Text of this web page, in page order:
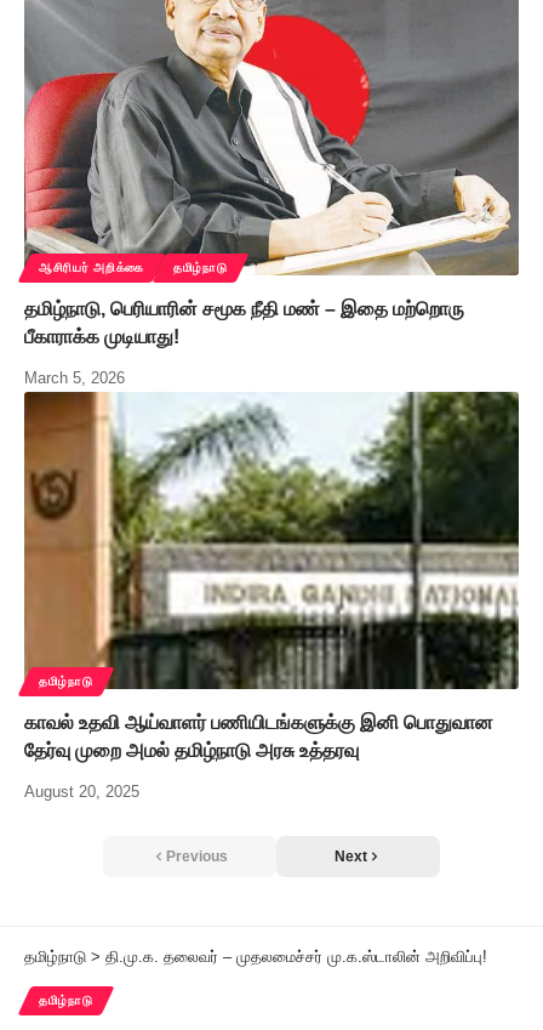
ஆசிரியர் அறிக்கை தமிழ்நாடு
தமிழ்நாடு, பெரியாரின் சமூக நீதி மண் – இதை மற்றொரு
பீகாராக்க முடியாது!
March 5, 2026
தமிழ்நாடு
காவல் உதவி ஆய்வாளர் பணியிடங்களுக்கு இனி பொதுவான
தேர்வு முறை அமல் தமிழ்நாடு அரசு உத்தரவு
August 20, 2025
Previous Next
தமிழ்நாடு > தி.மு.க. தலைவர் – முதலமைச்சர் மு.க.ஸ்டாலின் அறிவிப்பு!
தமிழ்நாடு